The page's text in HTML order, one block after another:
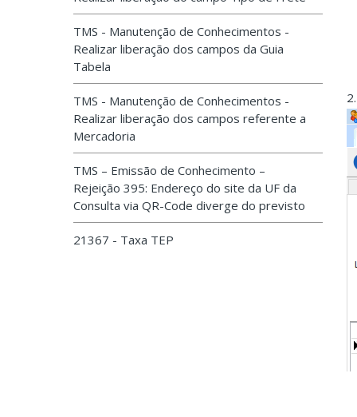
TMS - Manutenção de Conhecimentos -
Realizar liberação dos campos da Guia
Tabela
TMS - Manutenção de Conhecimentos -
Realizar liberação dos campos referente a
Mercadoria
TMS – Emissão de Conhecimento –
Rejeição 395: Endereço do site da UF da
Consulta via QR-Code diverge do previsto
21367 - Taxa TEP